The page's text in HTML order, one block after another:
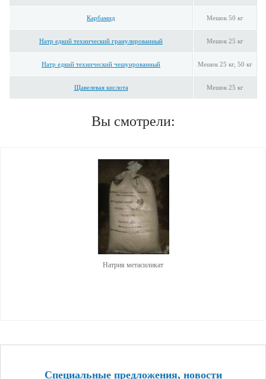
Карбамид Мешок 50 кг
Натр едкий технический гранулированный Мешок 25 кг
Натр едкий технический чешуированный Мешок 25 кг, 50 кг
Щавелевая кислота Мешок 25 кг
Вы смотрели:
Натрия метасиликат
Специальные предложения, новости